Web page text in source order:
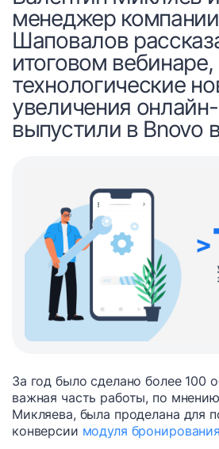
менеджер
Шаповалов
итоговом вебинаре,
технологические
увеличения
выпустили в Bnovo
За год было сделано более 100
важная часть работы, по
Микляева, была проделана для
конверсии модуля бронирования